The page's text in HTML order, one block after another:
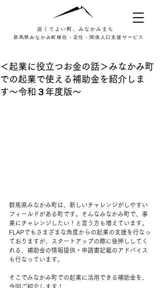
群馬県みなかみ町移住・定住・関係人口支援サービス
＜起業に役立つお金の話＞みなかみ町
での起業で使える補助金を紹介しま
す〜令和３年度版〜
群馬県みなかみ町は、新しいチャレンジがしやすい
フィールドがある町です。そんなみなかみ町で、事
業にチャレンジしたい！と言う方も増えています。
FLAPでもさまざまな角度からの起業の支援を行なっ
ておりますが、スタートアップの際に後押ししてく
れる、補助金の情報提供・申請書記載のアドバイス
も行なっています。
そこでみなかみ町での起業に活用できる補助金を、
今回ご紹介します！